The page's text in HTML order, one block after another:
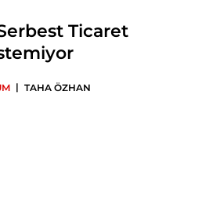
Ticaret
| TAHA ÖZHAN